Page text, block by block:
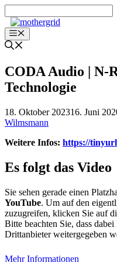
Inhalt
springenMenü
CODA Audio | N-
Technologie
18. Oktober 202316. Juni
Wilmsmann
Weitere Infos: https://
Es folgt das Video
Sie sehen gerade einen
YouTube. Um auf den
zuzugreifen, klicken Sie auf
Bitte beachten Sie, dass dabei
Drittanbieter weitergegeben
Mehr Informationen